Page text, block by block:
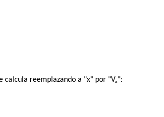
calcula reemplazando a "x" por "Vₓ":